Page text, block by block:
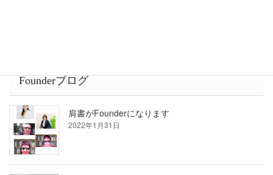
Founderブログ
肩書がFounderになります
2022年1月31日